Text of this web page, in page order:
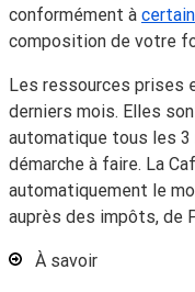
conformément à
composition de votre
Les ressources prises
derniers mois. Elles
automatique tous les 3
démarche à faire. La
automatiquement le
auprès des impôts, de
À savoir